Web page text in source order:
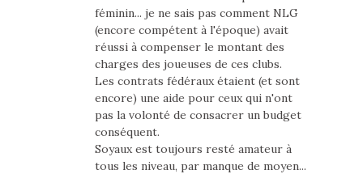
féminin... je ne sais pas comment NLG
(encore compétent à l'époque) avait
réussi à compenser le montant des
charges des joueuses de ces clubs.
Les contrats fédéraux étaient (et sont
encore) une aide pour ceux qui n'ont
pas la volonté de consacrer un budget
conséquent.
Soyaux est toujours resté amateur à
tous les niveau, par manque de moyen...